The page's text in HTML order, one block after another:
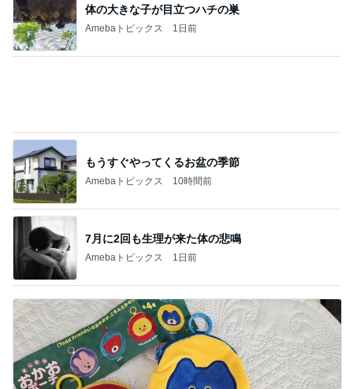
体の大きな子が目立つハチの巣
Amebaトピックス 1日前
7月に2回も生理が来た体の悲鳴
Amebaトピックス 1日前